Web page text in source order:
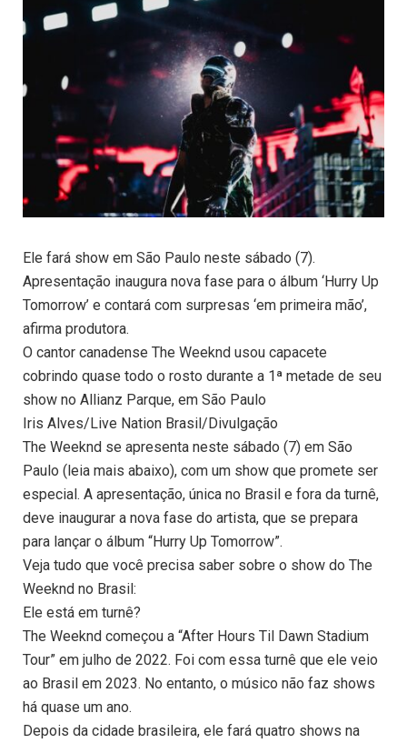
Ele fará show em São Paulo neste sábado (7).
Apresentação inaugura nova fase para o álbum ‘Hurry Up
Tomorrow’ e contará com surpresas ‘em primeira mão’,
afirma produtora.
O cantor canadense The Weeknd usou capacete
cobrindo quase todo o rosto durante a 1ª metade de seu
show no Allianz Parque, em São Paulo
Iris Alves/Live Nation Brasil/Divulgação
The Weeknd se apresenta neste sábado (7) em São
Paulo (leia mais abaixo), com um show que promete ser
especial. A apresentação, única no Brasil e fora da turnê,
deve inaugurar a nova fase do artista, que se prepara
para lançar o álbum “Hurry Up Tomorrow”.
Veja tudo que você precisa saber sobre o show do The
Weeknd no Brasil:
Ele está em turnê?
The Weeknd começou a “After Hours Til Dawn Stadium
Tour” em julho de 2022. Foi com essa turnê que ele veio
ao Brasil em 2023. No entanto, o músico não faz shows
há quase um ano.
Depois da cidade brasileira, ele fará quatro shows na